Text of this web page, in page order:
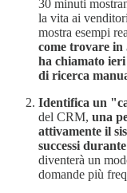
30 minuti
la vita ai
mostra esempi
come trovare in
ha chiamato
di ricerca
Identifica un
del CRM, una
attivamente il
successi
diventerà un
domande più